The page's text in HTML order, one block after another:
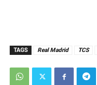
TAGS Real Madrid TCS